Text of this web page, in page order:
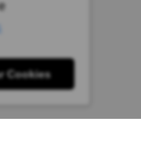
Cookies
as regiões.